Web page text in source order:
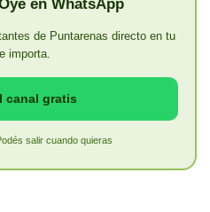
en WhatsApp
de Puntarenas directo en tu
importa.
canal gratis
salir cuando quieras